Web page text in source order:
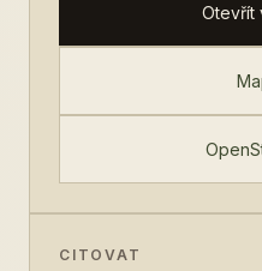
Otevřít
CITOVAT